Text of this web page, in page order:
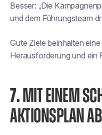
Besser: „Die
und dem Führungsteam
Gute Ziele beinhalten
Herausforderung und ein
7. MIT EINEM
AKTIONSPLAN